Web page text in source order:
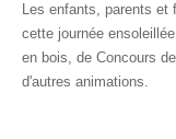
Les enfants, parents et
cette journée
en bois, de Concours
d'autres animations.